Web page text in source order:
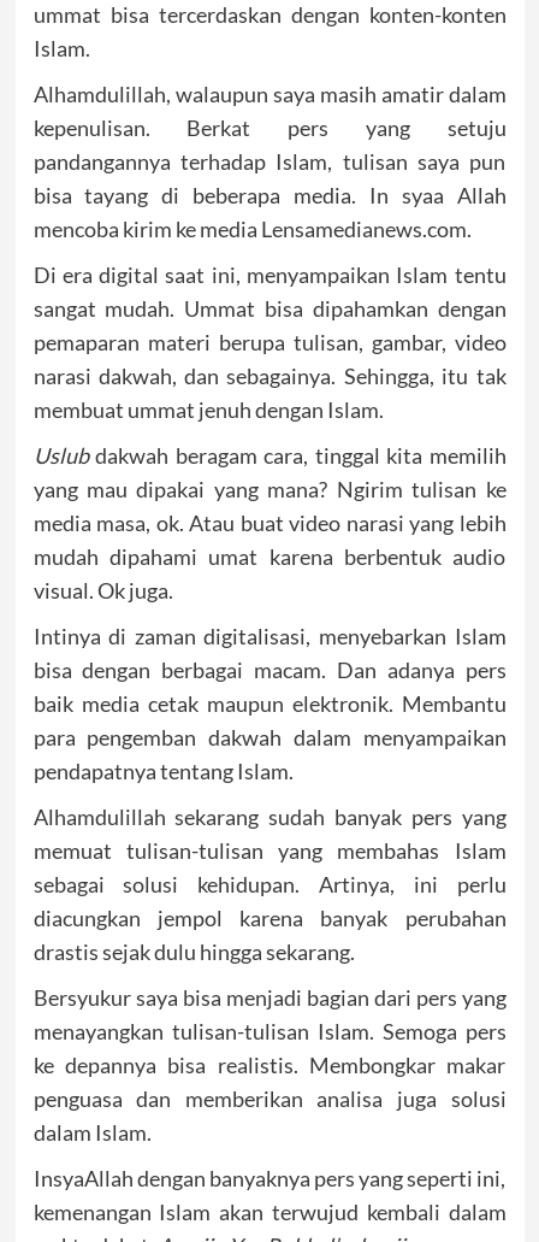
ummat bisa tercerdaskan dengan konten-konten
Islam.
Alhamdulillah, walaupun saya masih amatir dalam
kepenulisan. Berkat pers yang setuju
pandangannya terhadap Islam, tulisan saya pun
bisa tayang di beberapa media. In syaa Allah
mencoba kirim ke media Lensamedianews.com.
Di era digital saat ini, menyampaikan Islam tentu
sangat mudah. Ummat bisa dipahamkan dengan
pemaparan materi berupa tulisan, gambar, video
narasi dakwah, dan sebagainya. Sehingga, itu tak
membuat ummat jenuh dengan Islam.
Uslubdakwah beragam cara, tinggal kita memilih
yang mau dipakai yang mana? Ngirim tulisan ke
media masa, ok. Atau buat video narasi yang lebih
mudah dipahami umat karena berbentuk audio
visual. Ok juga.
Intinya di zaman digitalisasi, menyebarkan Islam
bisa dengan berbagai macam. Dan adanya pers
baik media cetak maupun elektronik. Membantu
para pengemban dakwah dalam menyampaikan
pendapatnya tentang Islam.
Alhamdulillah sekarang sudah banyak pers yang
memuat tulisan-tulisan yang membahas Islam
sebagai solusi kehidupan. Artinya, ini perlu
diacungkan jempol karena banyak perubahan
drastis sejak dulu hingga sekarang.
Bersyukur saya bisa menjadi bagian dari pers yang
menayangkan tulisan-tulisan Islam. Semoga pers
ke depannya bisa realistis. Membongkar makar
penguasa dan memberikan analisa juga solusi
dalam Islam.
InsyaAllah dengan banyaknya pers yang seperti ini,
kemenangan Islam akan terwujud kembali dalam